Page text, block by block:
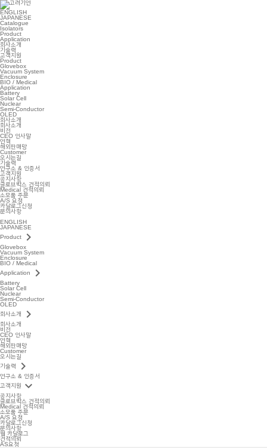
ENGLISH
JAPANESE
Catalogue
Isolators
Product
Application
회사소개
기술력
고객지원
Product
Glovebox
Vacuum System
Enclosure
BIO / Medical
Application
Battery
Solar Cell
Nuclear
Semi-Conductor
OLED
회사소개
회사소개
비전
CEO 인사말
연혁
해외판매망
Customer
오시는길
기술력
연구소 & 인증서
고객지원
공지사항
글로브박스 견적의뢰
Medical 견적의뢰
소모품 주문
A/S 요청
카달로그신청
문의사항
ENGLISH
JAPANESE
Product
keyboard_arrow_right
Glovebox
Vacuum System
Enclosure
BIO / Medical
Application
keyboard_arrow_right
Battery
Solar Cell
Nuclear
Semi-Conductor
OLED
회사소개
keyboard_arrow_right
회사소개
비전
CEO 인사말
연혁
해외판매망
Customer
오시는길
기술력
keyboard_arrow_right
연구소 & 인증서
고객지원
keyboard_arrow_down
공지사항
글로브박스 견적의뢰
Medical 견적의뢰
소모품 주문
A/S 요청
카달로그신청
문의사항
웹 카달로그
견적의뢰
AS요청